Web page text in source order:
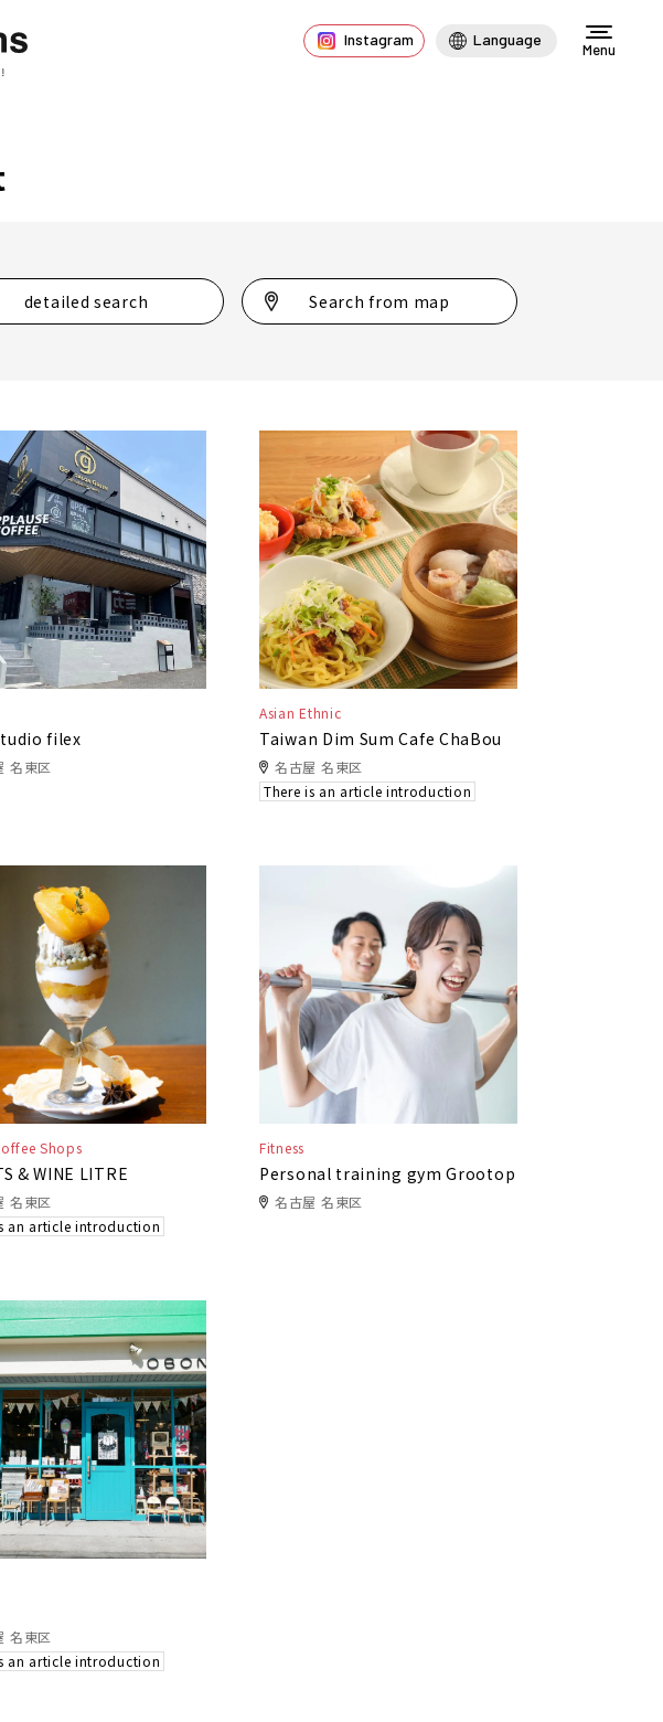
Instagram Language
Menu
detailed search Search from map
filex
名東区
Asian Ethnic
Taiwan Dim Sum Cafe ChaBou
名古屋 名東区
There is an article introduction
Shops
& WINE LITRE
名東区
an article introduction
Fitness
Personal training gym Grootop
名古屋 名東区
名東区
an article introduction